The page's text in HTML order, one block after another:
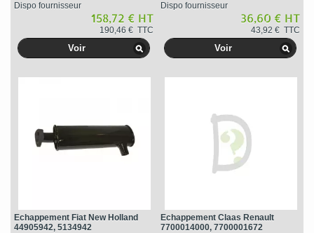
Dispo fournisseur
158,72 € HT
190,46 € TTC
Voir
Dispo fournisseur
36,60 € HT
43,92 € TTC
Voir
Echappement Fiat New Holland
44905942, 5134942
Echappement Claas Renault
7700014000, 7700001672